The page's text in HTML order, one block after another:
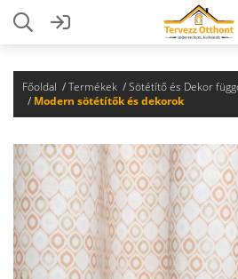
Főoldal Termékek
Sötétítő és Dekor
Modern sötétítők és dekorok